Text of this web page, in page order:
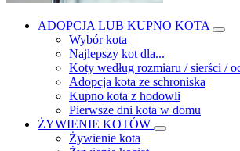
ADOPCJA LUB KUPNO KOTA
Wybór kota
Najlepszy kot dla...
Koty według rozmiaru / sierści /
Adopcja kota ze schroniska
Kupno kota z hodowli
Pierwsze dni kota w domu
ŻYWIENIE KOTÓW
Żywienie kota